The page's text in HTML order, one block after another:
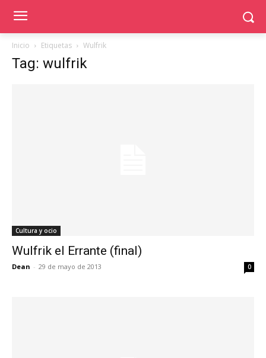
Inicio Etiquetas Wulfrik
Tag: wulfrik
Cultura y ocio
Wulfrik el Errante (final)
Dean - 29 de mayo de 2013 0